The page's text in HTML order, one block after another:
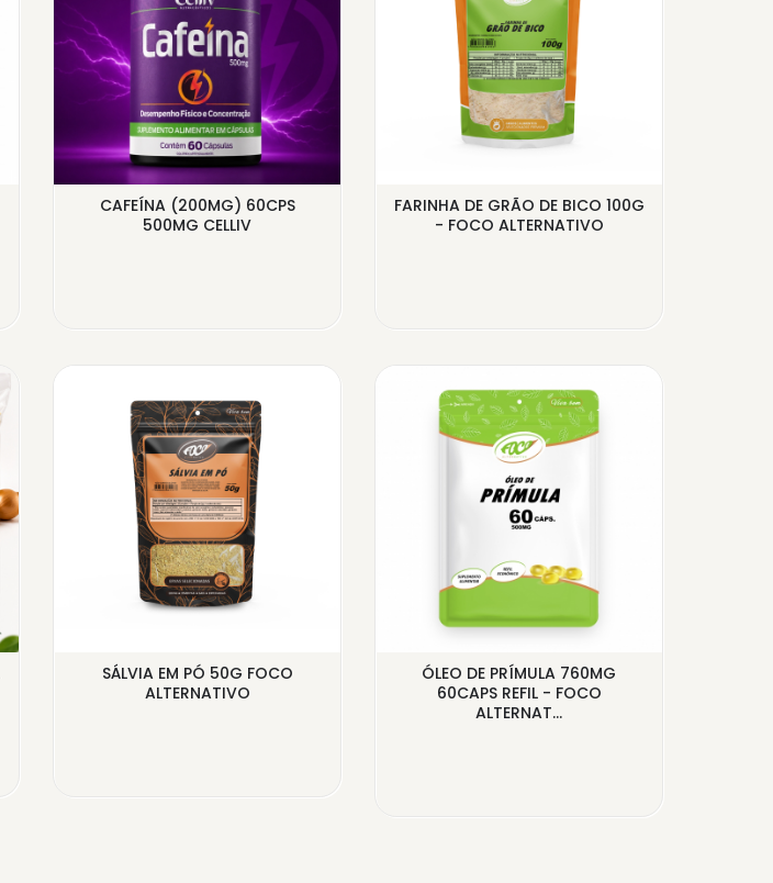
CAFEÍNA (200MG) 60CPS
500MG CELLIV
SÁLVIA EM PÓ 50G FOCO
ALTERNATIVO
FARINHA DE GRÃO DE BICO 100G
- FOCO ALTERNATIVO
ÓLEO DE PRÍMULA 760MG
60CAPS REFIL - FOCO
ALTERNAT...